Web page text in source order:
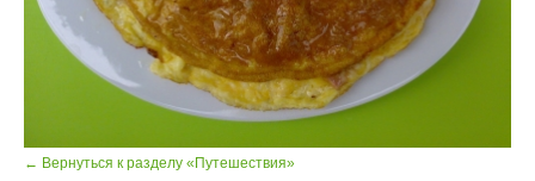
← Вернуться к разделу «Путешествия»